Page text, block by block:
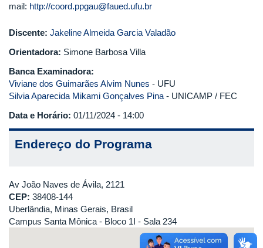
mail: http://coord.ppgau@faued.ufu.br
Discente: Jakeline Almeida Garcia Valadão
Orientadora: Simone Barbosa Villa
Banca Examinadora:
Viviane dos Guimarães Alvim Nunes - UFU
Silvia Aparecida Mikami Gonçalves Pina - UNICAMP / FEC
Data e Horário: 01/11/2024 - 14:00
Endereço do Programa
Av João Naves de Ávila, 2121
CEP: 38408-144
Uberlândia, Minas Gerais, Brasil
Campus Santa Mônica - Bloco 1I - Sala 234